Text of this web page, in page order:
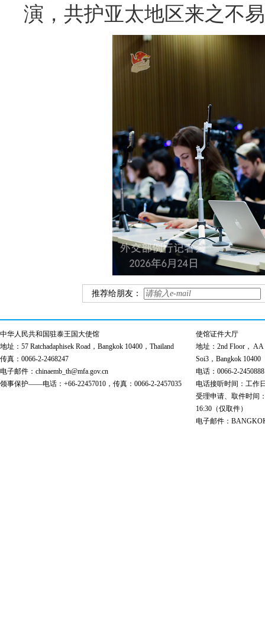
演，共护亚太地区来之不
推荐给朋友：
中华人民共和国驻泰王国大使馆
地址：57 Ratchadaphisek Road，Bangkok 10400，Thailand
传真：0066-2-2468247
电子邮件：chinaemb_th@mfa.gov.cn
领事保护——电话：+66-22457010，传真：0066-2-2457035
使馆证件大厅
地址：2nd Floor， AA
Soi3，Bangkok 10400
电话：0066-2-
电话接听时间：工作
受理申请、取件时间
16:30（仅取件）
电子邮件：